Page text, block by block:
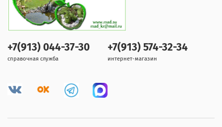
+7(913) 044-37-30
справочная служба
+7(913) 574-32-34
интернет-магазин